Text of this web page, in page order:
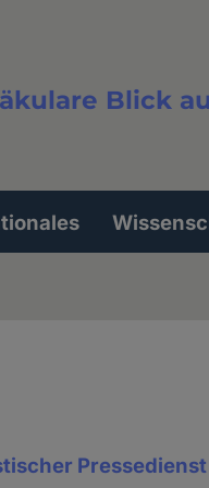
Blick
Pressedienst